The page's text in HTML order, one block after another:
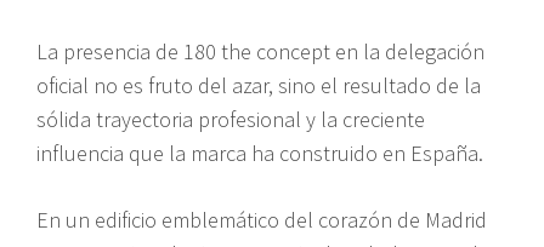
La presencia de 180 the concept en la delegación
oficial no es fruto del azar, sino el resultado de la
sólida trayectoria profesional y la creciente
influencia que la marca ha construido en España.
En un edificio emblemático del corazón de Madrid